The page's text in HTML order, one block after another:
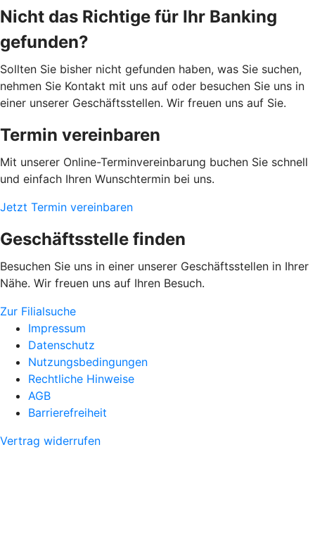
Nicht das Richtige für Ihr Banking
gefunden?
Sollten Sie bisher nicht gefunden haben, was Sie suchen,
nehmen Sie Kontakt mit uns auf oder besuchen Sie uns in
einer unserer Geschäftsstellen. Wir freuen uns auf Sie.
Termin vereinbaren
Mit unserer Online-Terminvereinbarung buchen Sie schnell
und einfach Ihren Wunschtermin bei uns.
Jetzt Termin vereinbaren
Geschäftsstelle finden
Besuchen Sie uns in einer unserer Geschäftsstellen in Ihrer
Nähe. Wir freuen uns auf Ihren Besuch.
Zur Filialsuche
Impressum
Datenschutz
Nutzungsbedingungen
Rechtliche Hinweise
AGB
Barrierefreiheit
Vertrag widerrufen